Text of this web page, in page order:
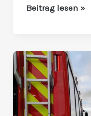
Beitrag lesen »
Pkw
brennt
auf